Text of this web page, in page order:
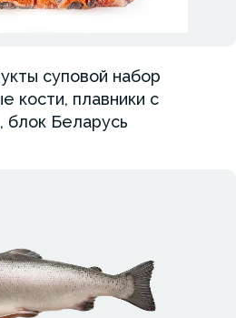
суповой набор
кости, плавники с
блок Беларусь